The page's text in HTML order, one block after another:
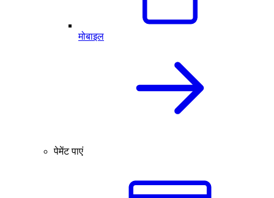
मोबाइल
पेमेंट पाएं